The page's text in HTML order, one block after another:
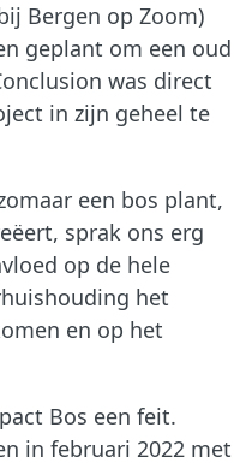
Bergen op Zoom)
geplant om een oud
was direct
in zijn geheel te
een bos plant,
sprak ons erg
op de hele
het
en op het
Bos een feit.
in februari 2022 met